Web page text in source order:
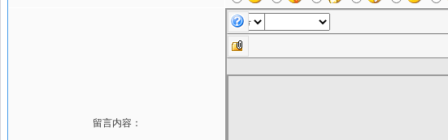
留言内容：